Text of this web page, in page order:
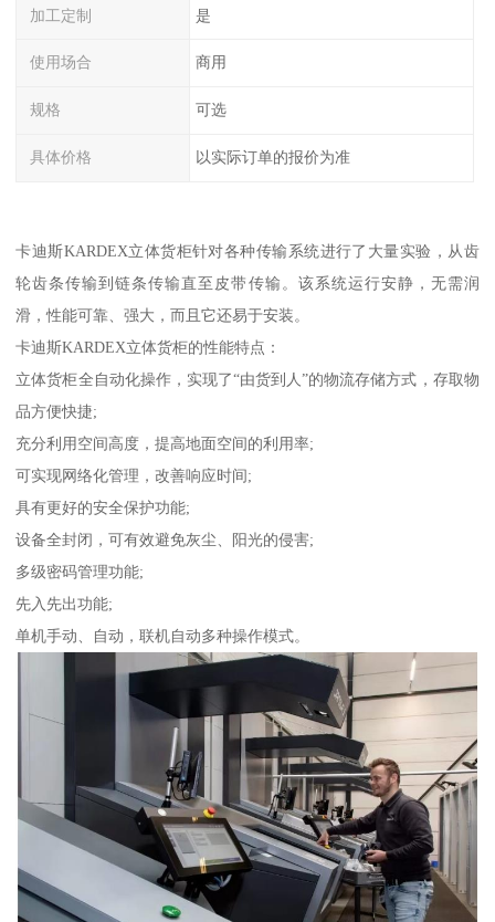
加工定制 是
使用场合 商用
规格 可选
具体价格 以实际订单的报价为准
卡迪斯KARDEX立体货柜针对各种传输系统进行了大量实验，从齿
轮齿条传输到链条传输直至皮带传输。该系统运行安静，无需润
滑，性能可靠、强大，而且它还易于安装。
卡迪斯KARDEX立体货柜的性能特点：
立体货柜全自动化操作，实现了“由货到人”的物流存储方式，存取物
品方便快捷;
充分利用空间高度，提高地面空间的利用率;
可实现网络化管理，改善响应时间;
具有更好的安全保护功能;
设备全封闭，可有效避免灰尘、阳光的侵害;
多级密码管理功能;
先入先出功能;
单机手动、自动，联机自动多种操作模式。